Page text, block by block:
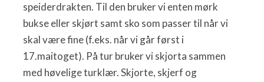
speiderdrakten. Til den bruker vi enten mørk
bukse eller skjørt samt sko som passer til når vi
skal være fine (f.eks. når vi går først i
17.maitoget). På tur bruker vi skjorta sammen
med høvelige turklær. Skjorte, skjerf og